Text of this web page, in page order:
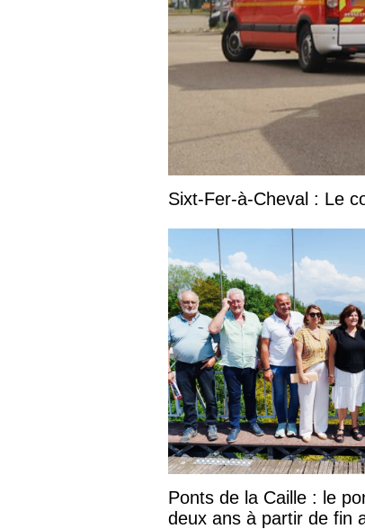
Sixt-Fer-à-Cheval : Le
Ponts de la Caille : le
deux ans à partir de fin